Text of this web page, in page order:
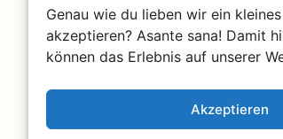
Genau wie du lieben wir ein
akzeptieren? Asante sana! Damit
können das Erlebnis auf unserer
Akzeptieren
Schlaf also unbedingt ein
alles in dir aufnehmen zu